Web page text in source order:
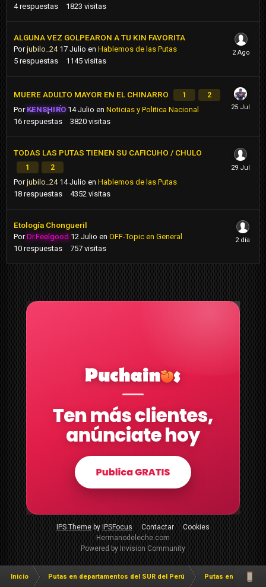
4 respuestas 1823 visitas
ALGUNA VEZ GOLPEARON A TU KIN FAVORITA
Porjubilo_24 17 Julio en Hablemos de las Putas
5 respuestas 1145 visitas
MUERE ADULTO MAYOR EN EL CHINARRO 1 2
Por KENSHIRO 14 Julio enNoticias y Politica Nacional
16 respuestas 3820 visitas
TODAS LAS PUTAS TIENEN SU CAFICUHO / CHULO
1 2
Porjubilo_24 14 Julio en Hablemos de las Putas
18 respuestas 4352 visitas
Etología Chongueril
PorDr.Feelgood 12 Julio en OFF-Topic en General
10 respuestas 757 visitas
IPS ThemebyIPSFocus Contactar
Cookies
Hermanodeleche.com
Powered by Invision Community
Inicio Putas en departamentos del SUR del Perú Putas en Ica